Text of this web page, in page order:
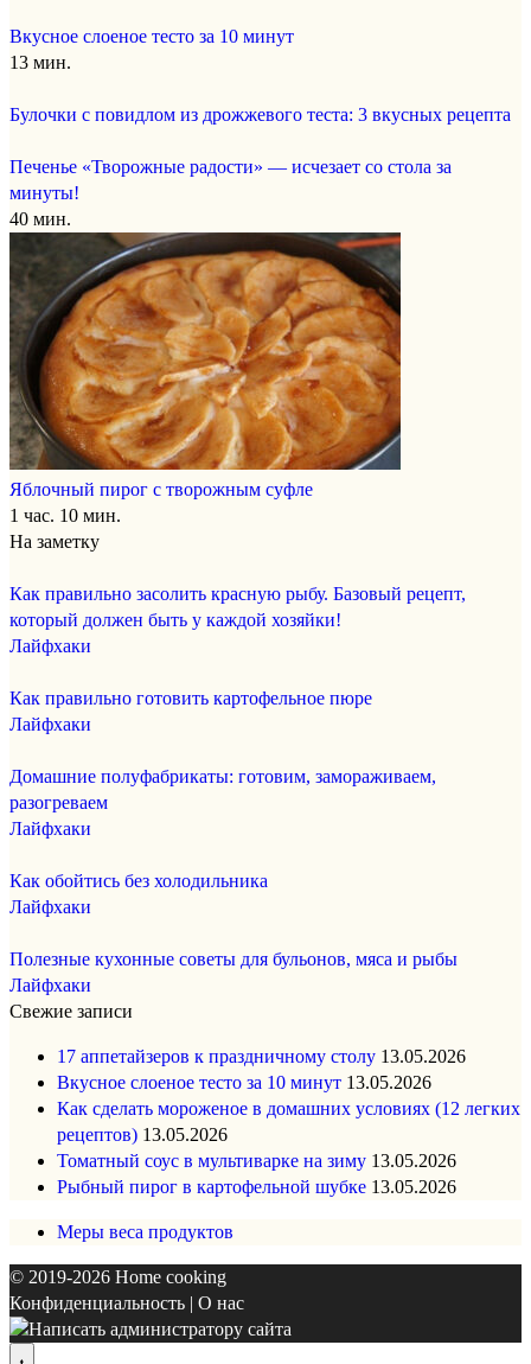
Вкусное слоеное тесто за 10 минут
13 мин.
Булочки с повидлом из дрожжевого теста: 3 вкусных рецепта
Печенье «Творожные радости» — исчезает со стола за
минуты!
40 мин.
Яблочный пирог с творожным суфле
1 час. 10 мин.
На заметку
Как правильно засолить красную рыбу. Базовый рецепт,
который должен быть у каждой хозяйки!
Лайфхаки
Как правильно готовить картофельное пюре
Лайфхаки
Домашние полуфабрикаты: готовим, замораживаем,
разогреваем
Лайфхаки
Как обойтись без холодильника
Лайфхаки
Полезные кухонные советы для бульонов, мяса и рыбы
Лайфхаки
Свежие записи
17 аппетайзеров к праздничному столу 13.05.2026
Вкусное слоеное тесто за 10 минут 13.05.2026
Как сделать мороженое в домашних условиях (12 легких
рецептов) 13.05.2026
Томатный соус в мультиварке на зиму 13.05.2026
Рыбный пирог в картофельной шубке 13.05.2026
Меры веса продуктов
© 2019-2026 Home cooking
Конфиденциальность | О нас